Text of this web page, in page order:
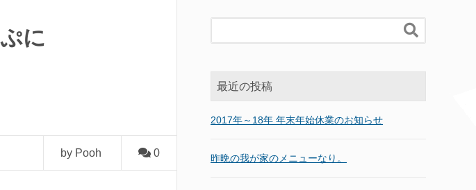
に
by Pooh 0

最近の投稿
2017年～18年 年末年始休業のお知らせ
昨晩の我が家のメニューなり。